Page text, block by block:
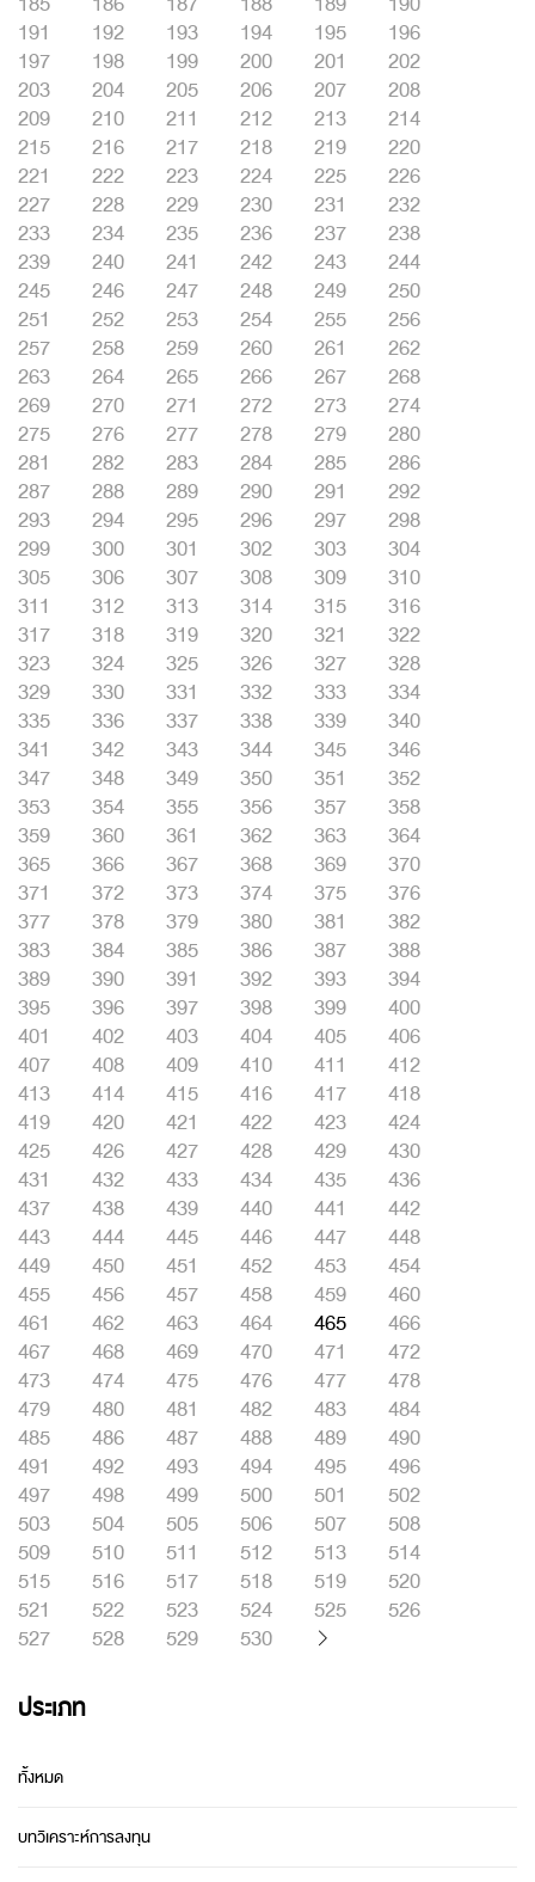
191
192 193 194 195
196
197
198 199 200 201
202
203
204 205 206 207
208
209
210 211 212 213
214
215
216 217 218 219
220
221
222 223 224 225
226
227
228 229 230 231
232
233
234 235 236 237
238
239
240 241 242 243
244
245
246 247 248 249
250
251
252 253 254 255
256
257
258 259 260 261
262
263
264 265 266 267
268
269
270 271 272 273
274
275
276 277 278 279
280
281
282 283 284 285
286
287
288 289 290 291
292
293
294 295 296 297
298
299
300 301 302 303
304
305
306 307 308 309
310
311
312 313 314 315
316
317
318 319 320 321
322
323
324 325 326 327
328
329
330 331 332 333
334
335
336 337 338 339
340
341
342 343 344 345
346
347
348 349 350 351
352
353
354 355 356 357
358
359
360 361 362 363
364
365
366 367 368 369
370
371
372 373 374 375
376
377
378 379 380 381
382
383
384 385 386 387
388
389
390 391 392 393
394
395
396 397 398 399
400
401
402 403 404 405
406
407
408 409 410 411
412
413
414 415 416 417
418
419
420 421 422 423
424
425
426 427 428 429
430
431
432 433 434 435
436
437
438 439 440 441
442
443
444 445 446 447
448
449
450 451 452 453
454
455
456 457 458 459
460
461
462 463 464 465
466
467
468 469 470 471
472
473
474 475 476 477
478
479
480 481 482 483
484
485
486 487 488 489
490
491
492 493 494 495
496
497
498 499 500 501
502
503
504 505 506 507
508
509
510 511 512 513
514
515
516 517 518 519
520
521
522 523 524 525
526
527
528 529 530
ประเภท
ทั้งหมด
บทวิเคราะห์การลงทุน